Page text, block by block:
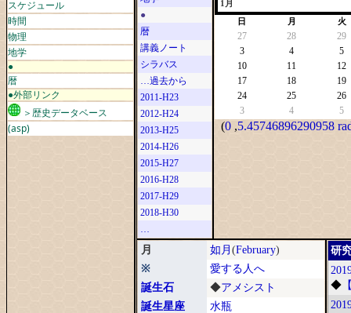
スケジュール
時間
物理
地学
●
暦
●外部リンク
＞歴史データベース
(asp)
●
暦
講義ノート
シラバス
…過去から
2011-H23
2012-H24
2013-H25
2014-H26
2015-H27
2016-H28
2017-H29
2018-H30
…
1月
日 月 火
27 28
29
3
4
5
10
11
12
17
18
19
24
25
26
3
4 5
(0 ,5.45746896290958
月 如月 (February)
※
愛する人へ
誕生石
◆アメシスト
誕生星座
水瓶
研
◆